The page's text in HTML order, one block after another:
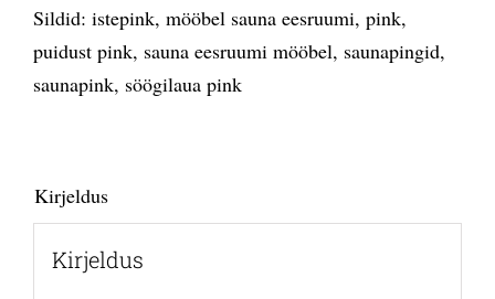
Sildid: istepink, mööbel sauna eesruumi, pink,
puidust pink, sauna eesruumi mööbel, saunapingid,
saunapink, söögilaua pink
Kirjeldus
Kirjeldus